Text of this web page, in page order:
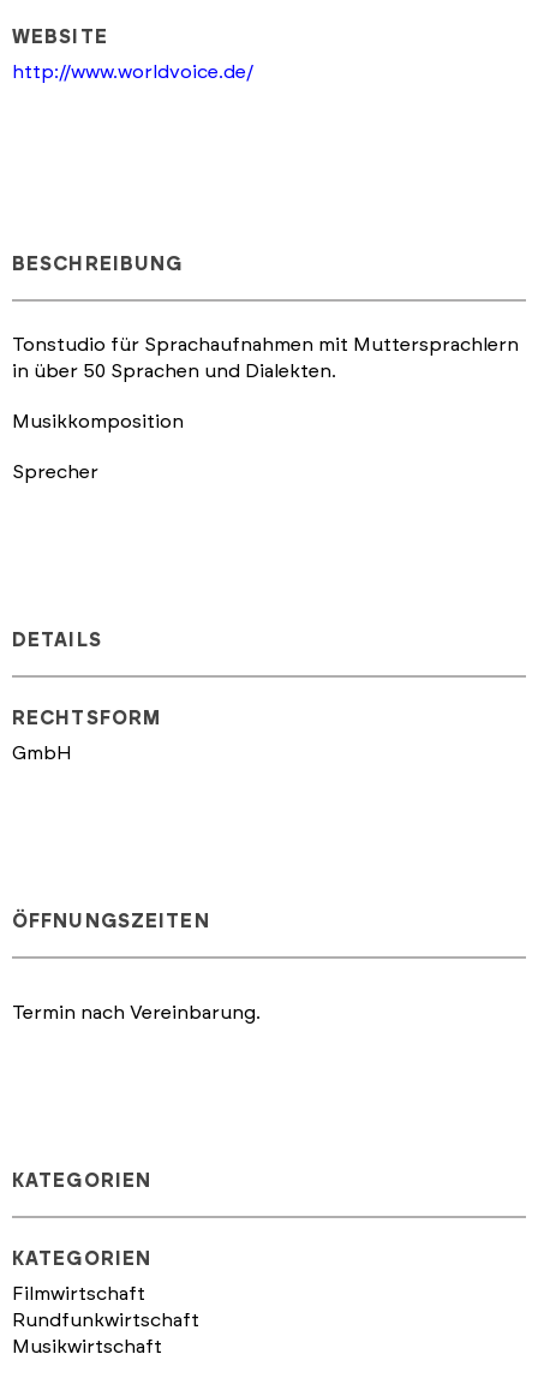
WEBSITE
http://www.worldvoice.de/
BESCHREIBUNG
Tonstudio für Sprachaufnahmen mit Muttersprachlern
in über 50 Sprachen und Dialekten.
Musikkomposition
Sprecher
DETAILS
RECHTSFORM
GmbH
ÖFFNUNGSZEITEN
Termin nach Vereinbarung.
KATEGORIEN
KATEGORIEN
Filmwirtschaft
Rundfunkwirtschaft
Musikwirtschaft